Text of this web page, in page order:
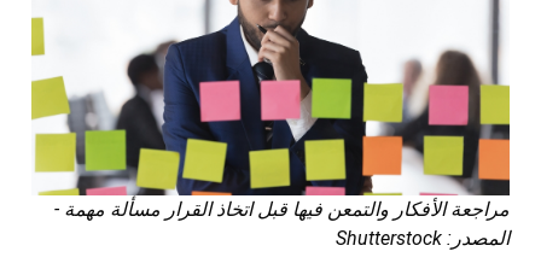
مراجعة الأفكار والتمعن فيها قبل اتخاذ القرار مسألة مهمة -
المصدر: Shutterstock